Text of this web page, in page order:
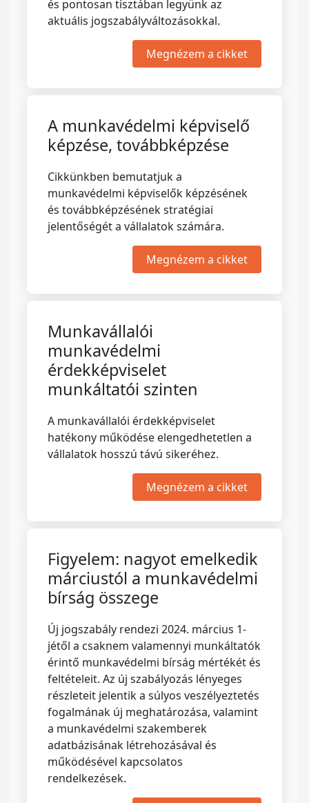
és pontosan tisztában legyünk az
aktuális jogszabályváltozásokkal.
Megnézem a cikket
A munkavédelmi képviselő
képzése, továbbképzése
Cikkünkben bemutatjuk a
munkavédelmi képviselők képzésének
és továbbképzésének stratégiai
jelentőségét a vállalatok számára.
Megnézem a cikket
Munkavállalói
munkavédelmi
érdekképviselet
munkáltatói szinten
A munkavállalói érdekképviselet
hatékony működése elengedhetetlen a
vállalatok hosszú távú sikeréhez.
Megnézem a cikket
Figyelem: nagyot emelkedik
márciustól a munkavédelmi
bírság összege
Új jogszabály rendezi 2024. március 1-
jétől a csaknem valamennyi munkáltatók
érintő munkavédelmi bírság mértékét és
feltételeit. Az új szabályozás lényeges
részleteit jelentik a súlyos veszélyeztetés
fogalmának új meghatározása, valamint
a munkavédelmi szakemberek
adatbázisának létrehozásával és
működésével kapcsolatos
rendelkezések.